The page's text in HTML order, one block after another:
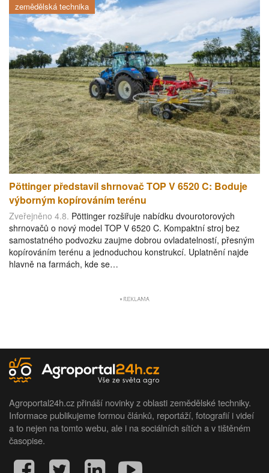
zemědělská technika
Pöttinger představil shrnovač TOP V 6520 C: Boduje
výborným kopírováním terénu
Zveřejněno 4.8. Pöttinger rozšiřuje nabídku dvourotorových
shrnovačů o nový model TOP V 6520 C. Kompaktní stroj bez
samostatného podvozku zaujme dobrou ovladatelností, přesným
kopírováním terénu a jednoduchou konstrukcí. Uplatnění najde
hlavně na farmách, kde se…
Agroportal24h.cz přináší novinky z oblasti zemědělské techniky.
Informace publikujeme formou článků, reportáží, fotografií i videí
a to nejen na tomto webu, ale i na sociálních sítích a v tištěném
časopise.